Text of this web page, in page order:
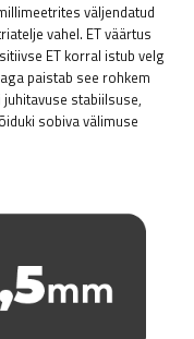
väljendatud
vahel. ET väärtus
ET korral istub velg
paistab see rohkem
stabiilsuse,
sobiva välimuse